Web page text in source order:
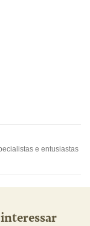
e entusiastas